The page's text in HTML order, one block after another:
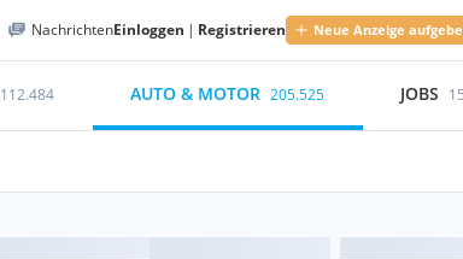
NachrichtenEinloggen | Registrieren Neue Anzeige
112.484 AUTO & MOTOR 205.525 JOBS